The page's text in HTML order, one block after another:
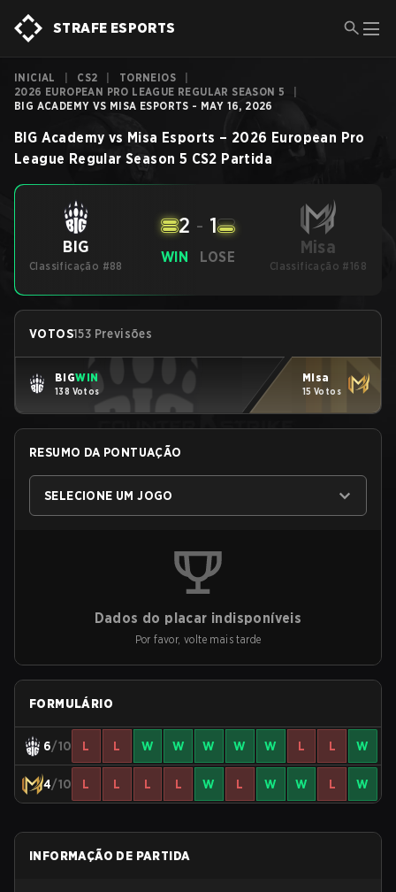
STRAFE ESPORTS
INICIAL CS2 TORNEIOS
2026 EUROPEAN PRO LEAGUE REGULAR SEASON 5
BIG ACADEMY VS MISA ESPORTS - MAY 16, 2026
BIG Academy vs Misa Esports – 2026 European Pro
League Regular Season 5 CS2 Partida
BIG
Classificação #88
WIN
2 - 1
LOSE Misa
Classificação #168
VOTOS153 Previsões
BIGWIN
138 Votos
Misa
15 Votos
RESUMO DA PONTUAÇÃO
SELECIONE UM JOGO
Dados do placar indisponíveis
Por favor, volte mais tarde
FORMULÁRIO
6/10 L L W W W W W L L W
4/10 L L L L W L W W L W
INFORMAÇÃO DE PARTIDA